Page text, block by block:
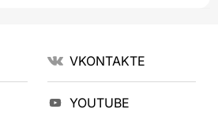
VKONTAKTE
YOUTUBE